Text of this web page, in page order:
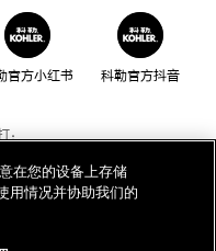
官方小红书 科勒官方抖音
：
：
在您的设备上存储
用情况并协助我们的